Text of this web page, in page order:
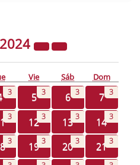
2024
Vie Sáb Dom
3 5 3 6 3 7 3
3 12 3 13 3 14 3
3 19 3 20 3 21 3